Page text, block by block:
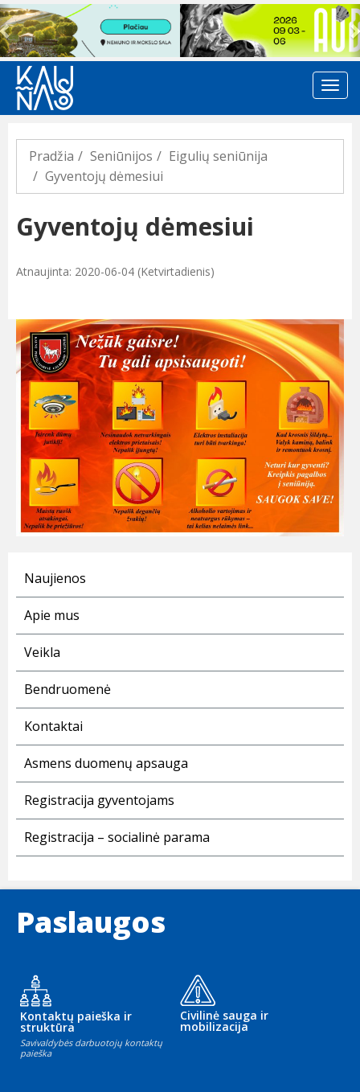
Previous
Pradžia Seniūnijos
Eigulių seniūnija
Gyventojų dėmesiui
Gyventojų dėmesiui
Atnaujinta: 2020-06-04 (Ketvirtadienis)
Naujienos
Apie mus
Veikla
Bendruomenė
Kontaktai
Asmens duomenų apsauga
Registracija gyventojams
Registracija – socialinė parama
Paslaugos
Kontaktų paieška ir
struktūra
Savivaldybės darbuotojų kontaktų
paieška
Civilinė sauga ir
mobilizacija